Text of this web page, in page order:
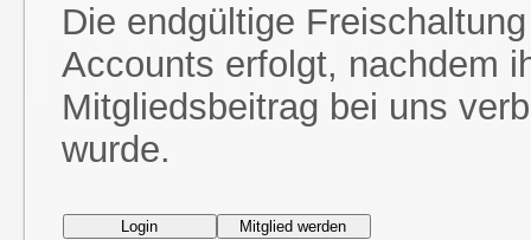
Die endgültige
Accounts erfolgt, nachdem
Mitgliedsbeitrag bei uns
wurde.